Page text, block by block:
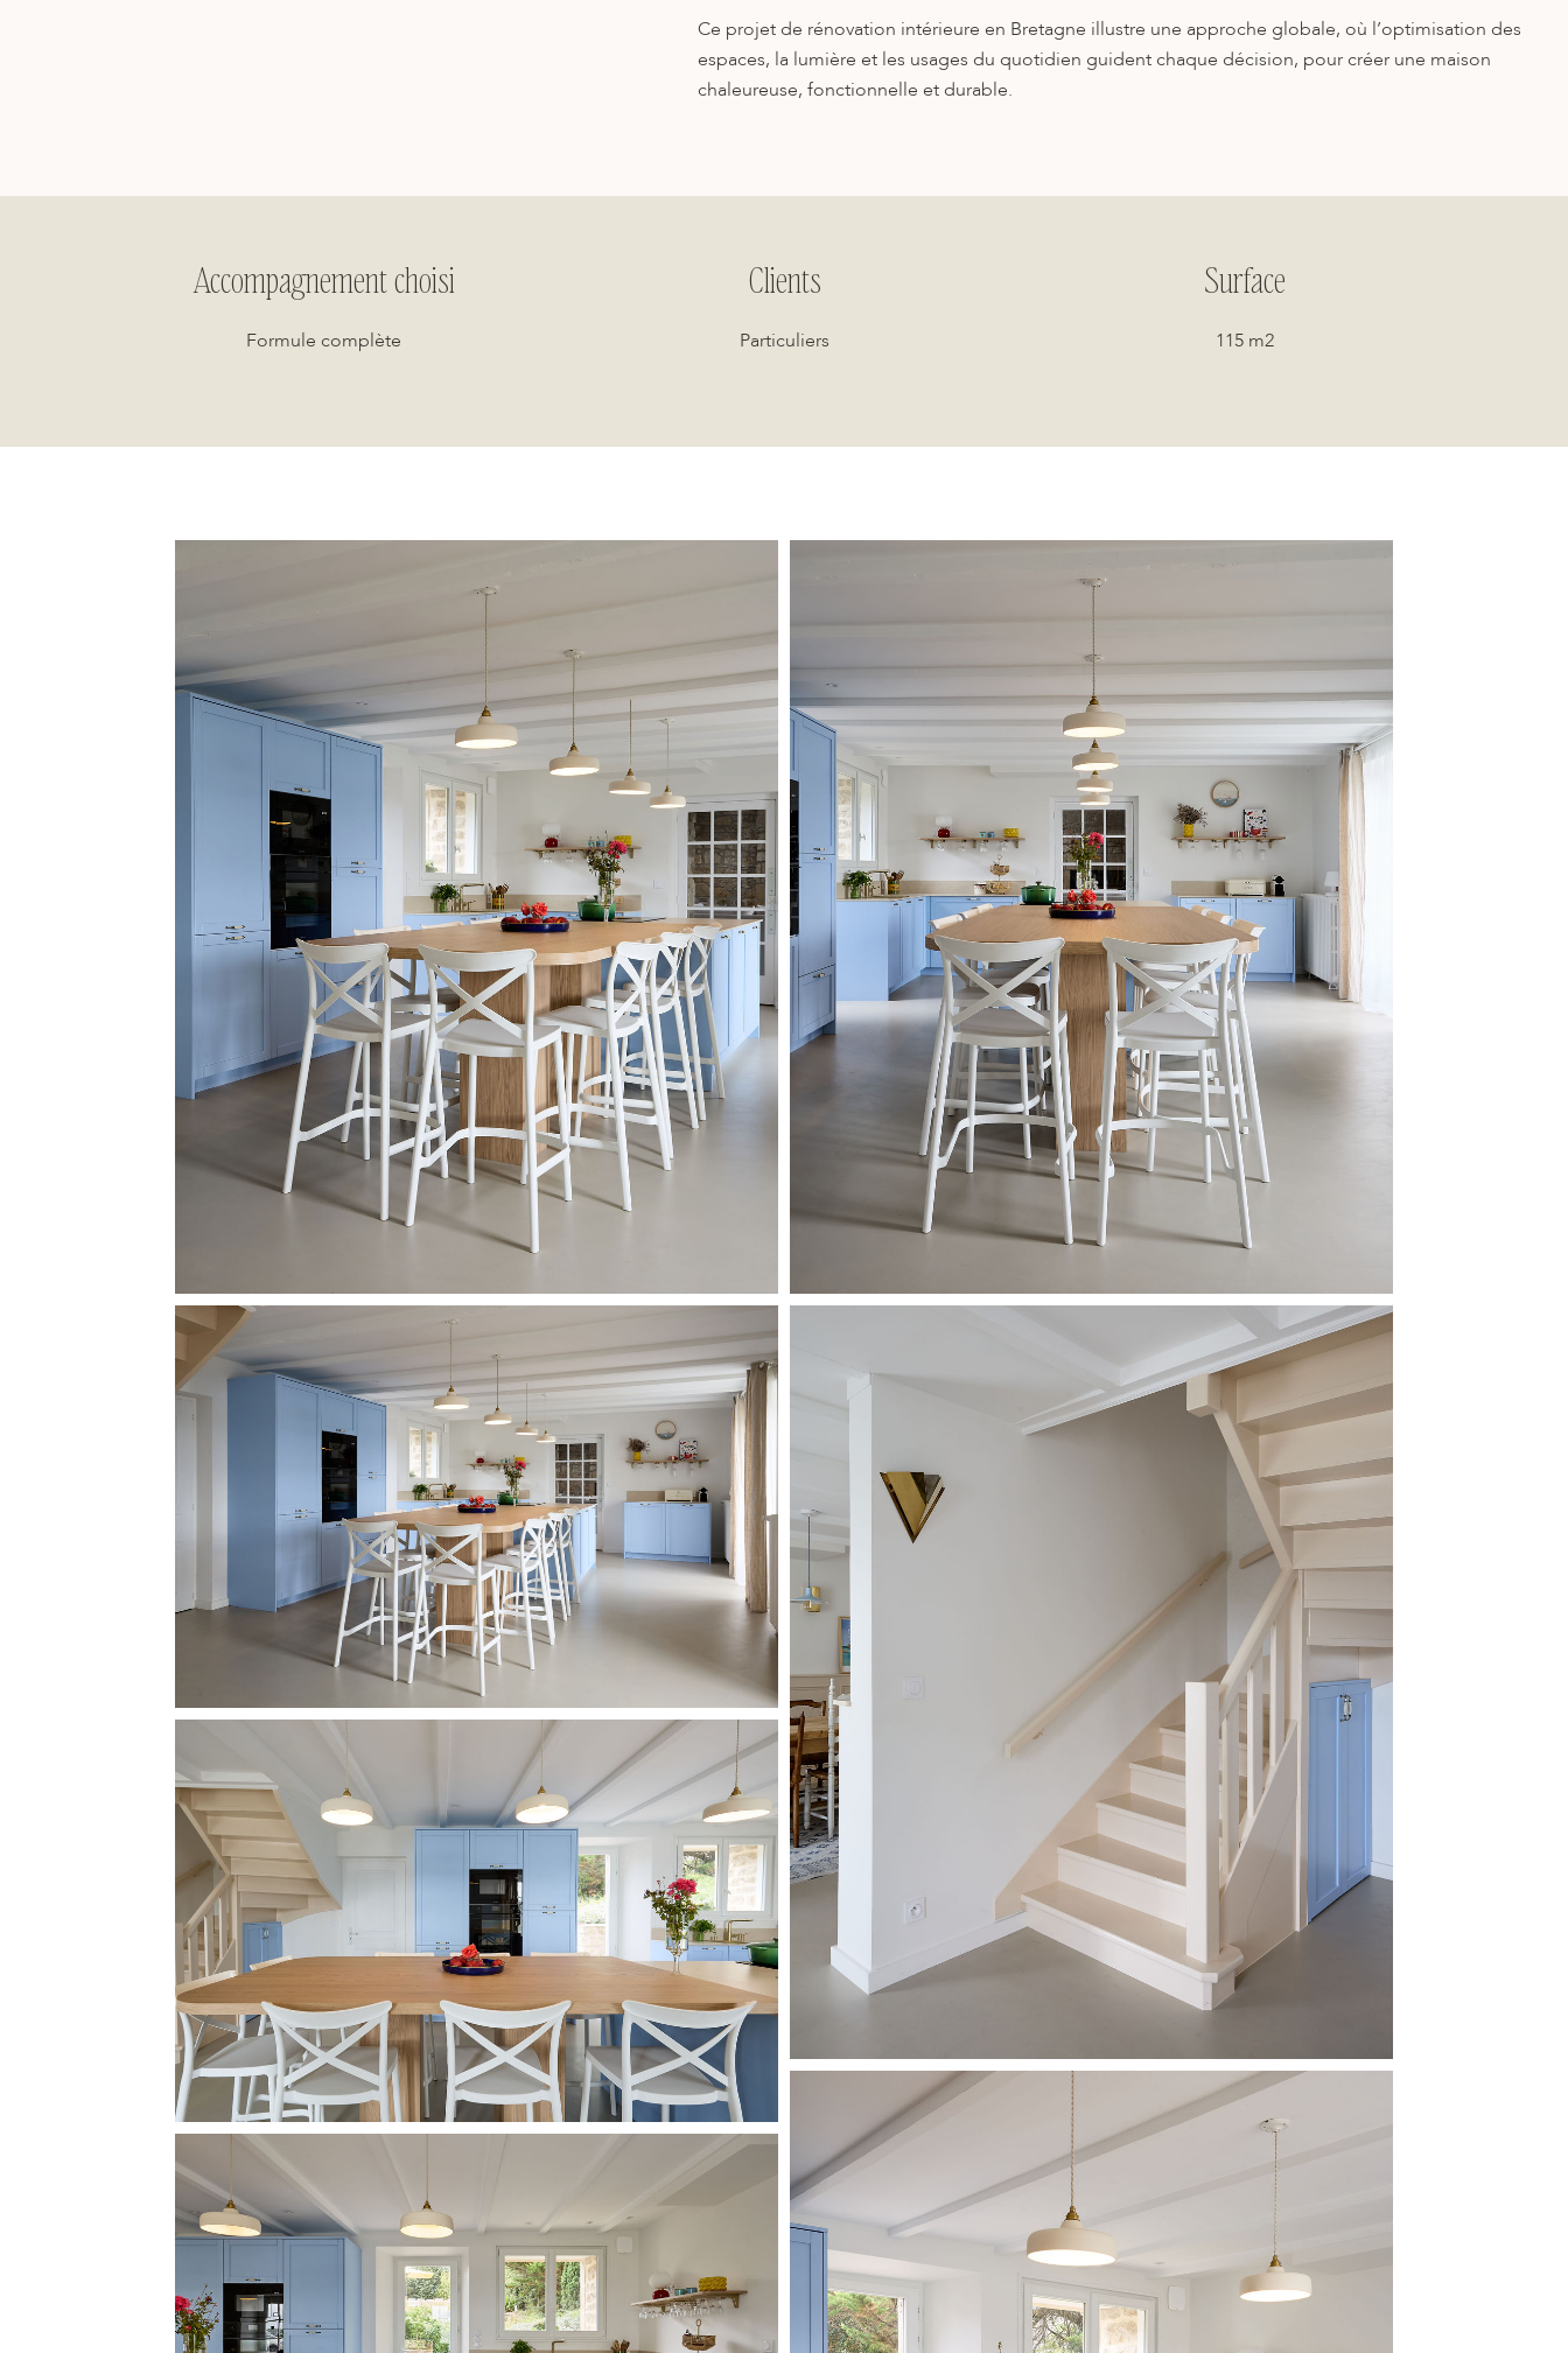
Ce projet de rénovation intérieure en Bretagne illustre une approche globale, où l’optimisation des
espaces, la lumière et les usages du quotidien guident chaque décision, pour créer une maison
chaleureuse, fonctionnelle et durable.
Accompagnement choisi
Formule complète
Clients
Particuliers
Surface
115 m2